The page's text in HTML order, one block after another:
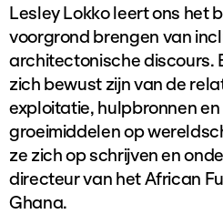
Lesley Lokko leert ons het
voorgrond brengen van
architectonische discours.
zich bewust zijn van de
exploitatie, hulpbronnen
groeimiddelen op
ze zich op schrijven en
directeur van het African
Ghana.